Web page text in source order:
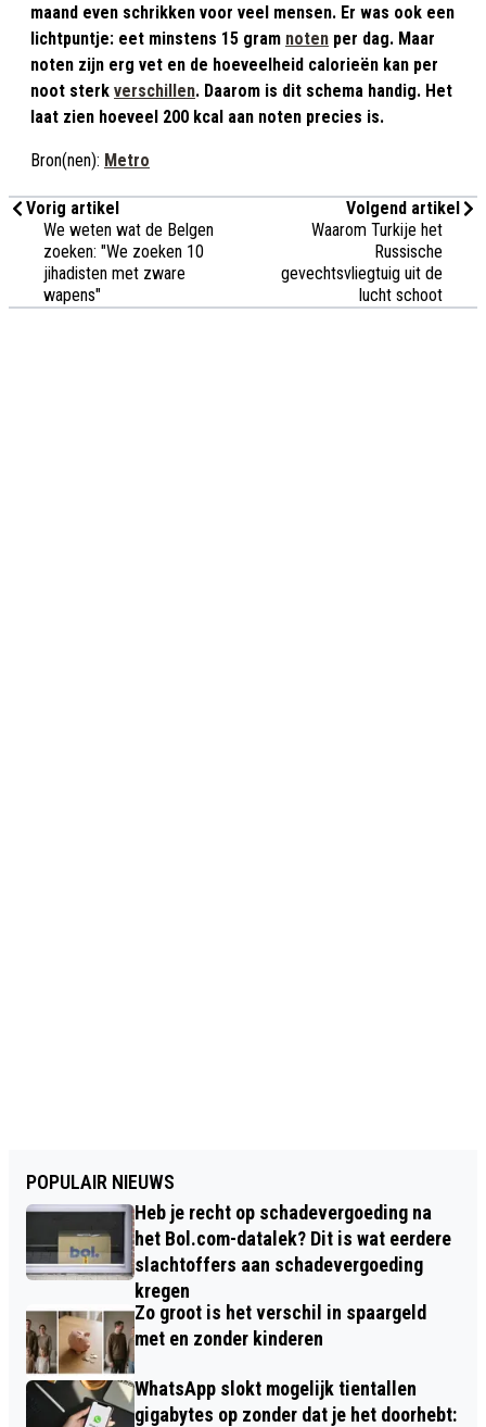
maand even schrikken voor veel mensen. Er was ook een
lichtpuntje: eet minstens 15 gram noten per dag. Maar
noten zijn erg vet en de hoeveelheid calorieën kan per
noot sterk verschillen. Daarom is dit schema handig. Het
laat zien hoeveel 200 kcal aan noten precies is.
Bron(nen): Metro
Vorig artikel
We weten wat de Belgen
zoeken: "We zoeken 10
jihadisten met zware
wapens"
Volgend artikel
Waarom Turkije het
Russische
gevechtsvliegtuig uit de
lucht schoot
POPULAIR NIEUWS
Heb je recht op schadevergoeding na
het Bol.com-datalek? Dit is wat eerdere
slachtoffers aan schadevergoeding
kregen
Zo groot is het verschil in spaargeld
met en zonder kinderen
WhatsApp slokt mogelijk tientallen
gigabytes op zonder dat je het doorhebt: